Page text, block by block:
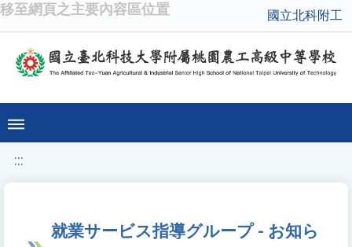
移至網頁之主要內容區位置 國立北科附工
:::
就業サービス指導グループ - お知ら